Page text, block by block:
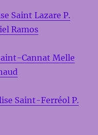
Saint Lazare P.
Ramos
Cannat Melle
Saint-Ferréol P.